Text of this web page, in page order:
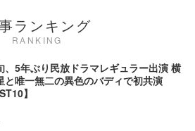
ランキング
RANKING
、5年ぶり民放ドラマレギュラー出演 横
と唯一無二の異色のバディで初共演
】